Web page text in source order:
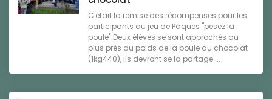
C'était la remise des récompenses pour les
participants au jeu de Pâques "pesez la
poule".Deux élèves se sont approchés au
plus près du poids de la poule au chocolat
(1kg440), ils devront se la partage ...